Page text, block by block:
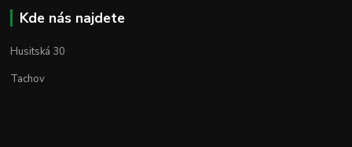
Kde nás najdete
Husitská 30
Tachov